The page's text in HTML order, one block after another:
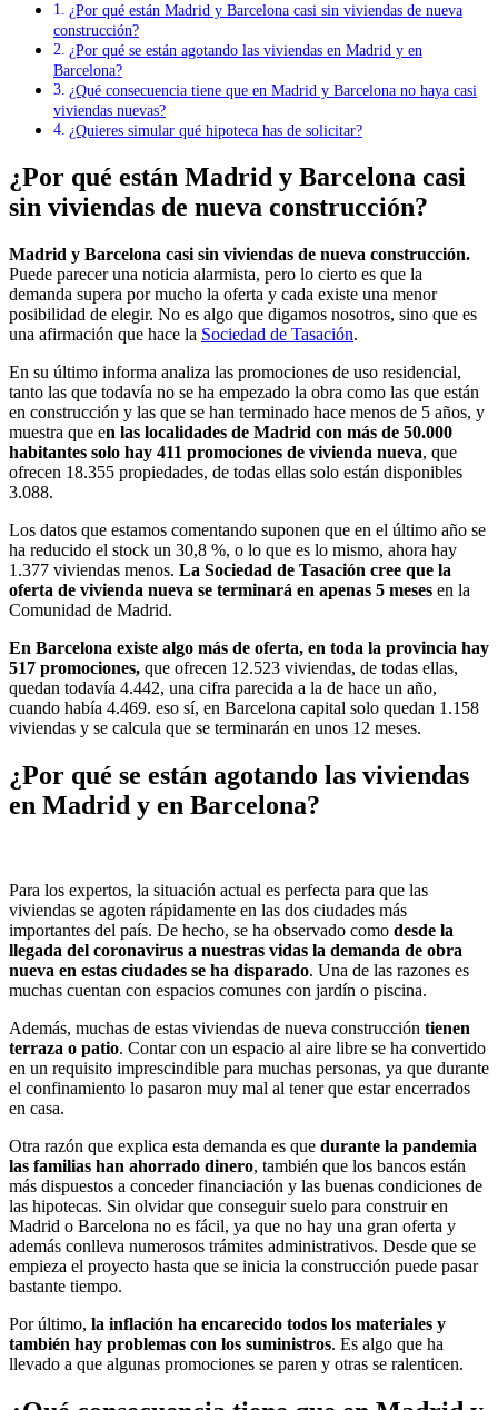
¿Por qué están Madrid y Barcelona casi sin viviendas de nueva
construcción?
¿Por qué se están agotando las viviendas en Madrid y en
Barcelona?
¿Qué consecuencia tiene que en Madrid y Barcelona no haya casi
viviendas nuevas?
¿Quieres simular qué hipoteca has de solicitar?
¿Por qué están Madrid y Barcelona casi
sin viviendas de nueva construcción?
Madrid y Barcelona casi sin viviendas de nueva construcción.
Puede parecer una noticia alarmista, pero lo cierto es que la
demanda supera por mucho la oferta y cada existe una menor
posibilidad de elegir. No es algo que digamos nosotros, sino que es
una afirmación que hace la Sociedad de Tasación.
En su último informa analiza las promociones de uso residencial,
tanto las que todavía no se ha empezado la obra como las que están
en construcción y las que se han terminado hace menos de 5 años, y
muestra que en las localidades de Madrid con más de 50.000
habitantes solo hay 411 promociones de vivienda nueva, que
ofrecen 18.355 propiedades, de todas ellas solo están disponibles
3.088.
Los datos que estamos comentando suponen que en el último año se
ha reducido el stock un 30,8 %, o lo que es lo mismo, ahora hay
1.377 viviendas menos. La Sociedad de Tasación cree que la
oferta de vivienda nueva se terminará en apenas 5 meses en la
Comunidad de Madrid.
En Barcelona existe algo más de oferta, en toda la provincia hay
517 promociones, que ofrecen 12.523 viviendas, de todas ellas,
quedan todavía 4.442, una cifra parecida a la de hace un año,
cuando había 4.469. eso sí, en Barcelona capital solo quedan 1.158
viviendas y se calcula que se terminarán en unos 12 meses.
¿Por qué se están agotando las viviendas
en Madrid y en Barcelona?
Para los expertos, la situación actual es perfecta para que las
viviendas se agoten rápidamente en las dos ciudades más
importantes del país. De hecho, se ha observado como desde la
llegada del coronavirus a nuestras vidas la demanda de obra
nueva en estas ciudades se ha disparado. Una de las razones es
muchas cuentan con espacios comunes con jardín o piscina.
Además, muchas de estas viviendas de nueva construcción tienen
terraza o patio. Contar con un espacio al aire libre se ha convertido
en un requisito imprescindible para muchas personas, ya que durante
el confinamiento lo pasaron muy mal al tener que estar encerrados
en casa.
Otra razón que explica esta demanda es que durante la pandemia
las familias han ahorrado dinero, también que los bancos están
más dispuestos a conceder financiación y las buenas condiciones de
las hipotecas. Sin olvidar que conseguir suelo para construir en
Madrid o Barcelona no es fácil, ya que no hay una gran oferta y
además conlleva numerosos trámites administrativos. Desde que se
empieza el proyecto hasta que se inicia la construcción puede pasar
bastante tiempo.
Por último, la inflación ha encarecido todos los materiales y
también hay problemas con los suministros. Es algo que ha
llevado a que algunas promociones se paren y otras se ralenticen.